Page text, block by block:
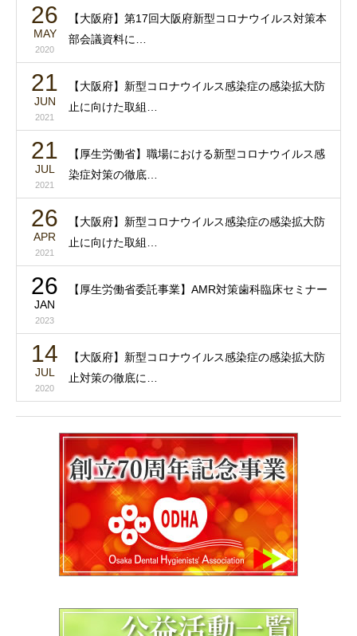
26
MAY
2020
【大阪府】第17回大阪府新型コロナウイルス対策本
部会議資料に…
21
JUN
2021
【大阪府】新型コロナウイルス感染症の感染拡大防
止に向けた取組…
21
JUL
2021
【厚生労働省】職場における新型コロナウイルス感
染症対策の徹底…
26
APR
2021
【大阪府】新型コロナウイルス感染症の感染拡大防
止に向けた取組…
26
JAN
2023
【厚⽣労働省委託事業】AMR対策⻭科臨床セミナー
14
JUL
2020
【大阪府】新型コロナウイルス感染症の感染拡大防
止対策の徹底に…